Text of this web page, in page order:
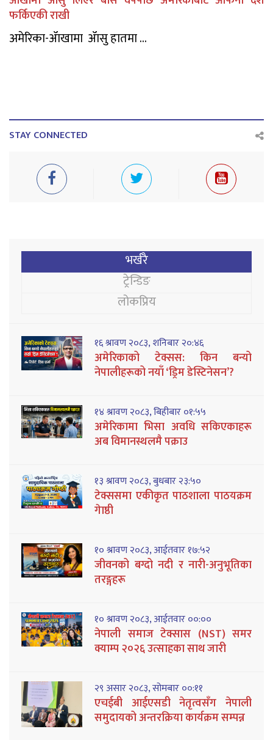
फर्किएकी राखी
अमेरिका-ॲाखामा ॲासु हातमा ...
STAY CONNECTED
भर्खरै
ट्रेन्डिङ
लोकप्रिय
१६ श्रावण २०८३, शनिबार २०:४६
अमेरिकाको टेक्सस: किन बन्यो
नेपालीहरूको नयाँ ‘ड्रिम डेस्टिनेसन’?
१४ श्रावण २०८३, बिहीबार ०१:५५
अमेरिकामा भिसा अवधि सकिएकाहरू
अब विमानस्थलमै पक्राउ
१३ श्रावण २०८३, बुधबार २३:५०
टेक्ससमा एकीकृत पाठशाला पाठयक्रम
गेाष्ठी
१० श्रावण २०८३, आईतवार १७:५२
जीवनको बग्दो नदी र नारी-अनुभूतिका
तरङ्गहरू
१० श्रावण २०८३, आईतवार ००:००
नेपाली समाज टेक्सास (NST) समर
क्याम्प २०२६ उत्साहका साथ जारी
२९ असार २०८३, सोमबार ००:११
एचईबी आईएसडी नेतृत्वसँग नेपाली
समुदायको अन्तरक्रिया कार्यक्रम सम्पन्न